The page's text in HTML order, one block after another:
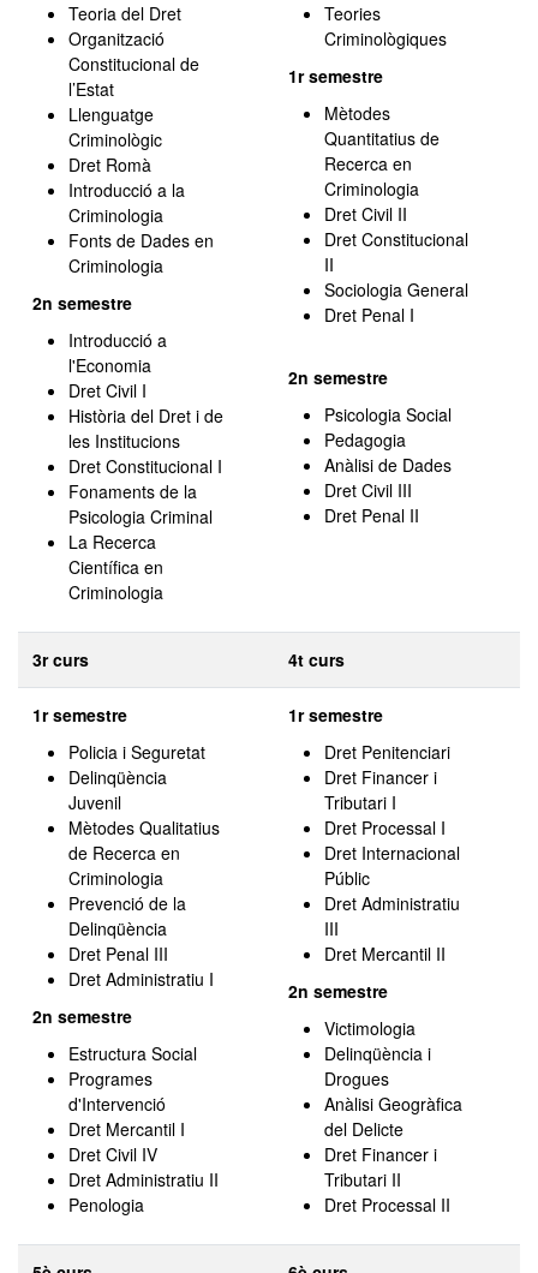
Teoria del Dret
Organització
Constitucional de
l’Estat
Llenguatge
Criminològic
Dret Romà
Introducció a la
Criminologia
Fonts de Dades en
Criminologia
2n semestre
Introducció a
l'Economia
Dret Civil I
Història del Dret i de
les Institucions
Dret Constitucional I
Fonaments de la
Psicologia Criminal
La Recerca
Científica en
Criminologia
Teories
Criminològiques
1r semestre
Mètodes
Quantitatius de
Recerca en
Criminologia
Dret Civil II
Dret Constitucional
II
Sociologia General
Dret Penal I
2n semestre
Psicologia Social
Pedagogia
Anàlisi de Dades
Dret Civil III
Dret Penal II
3r curs 4t curs
1r semestre
Policia i Seguretat
Delinqüència
Juvenil
Mètodes Qualitatius
de Recerca en
Criminologia
Prevenció de la
Delinqüència
Dret Penal III
Dret Administratiu I
2n semestre
Estructura Social
Programes
d'Intervenció
Dret Mercantil I
Dret Civil IV
Dret Administratiu II
Penologia
1r semestre
Dret Penitenciari
Dret Financer i
Tributari I
Dret Processal I
Dret Internacional
Públic
Dret Administratiu
III
Dret Mercantil II
2n semestre
Victimologia
Delinqüència i
Drogues
Anàlisi Geogràfica
del Delicte
Dret Financer i
Tributari II
Dret Processal II